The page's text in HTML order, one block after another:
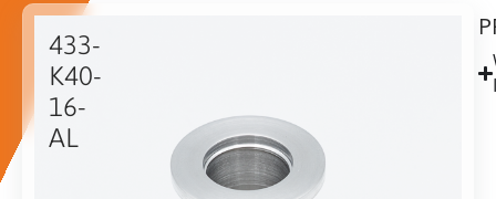
433-
K40-
16-
AL
$